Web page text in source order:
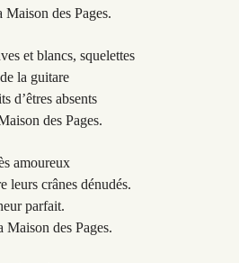
Maison des Pages.
et blancs, squelettes
la guitare
d’êtres absents
des Pages.
amoureux
leurs crânes dénudés.
parfait.
Maison des Pages.